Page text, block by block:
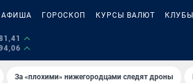
АФИША ГОРОСКОП КУРСЫ ВАЛЮТ КЛУБЫ
За «плохими» нижегородцами следят дроны